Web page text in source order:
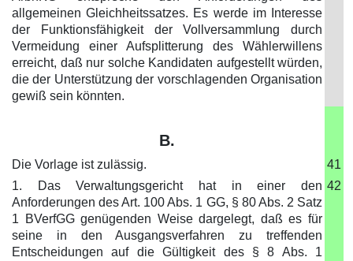
allgemeinen Gleichheitssatzes. Es werde im Interesse
der Funktionsfähigkeit der Vollversammlung durch
Vermeidung einer Aufsplitterung des Wählerwillens
erreicht, daß nur solche Kandidaten aufgestellt würden,
die der Unterstützung der vorschlagenden Organisation
gewiß sein könnten.
B.
Die Vorlage ist zulässig.
41
1. Das Verwaltungsgericht hat in einer den
Anforderungen des Art. 100 Abs. 1 GG, § 80 Abs. 2 Satz
1 BVerfGG genügenden Weise dargelegt, daß es für
seine in den Ausgangsverfahren zu treffenden
Entscheidungen auf die Gültigkeit des § 8 Abs. 1
42